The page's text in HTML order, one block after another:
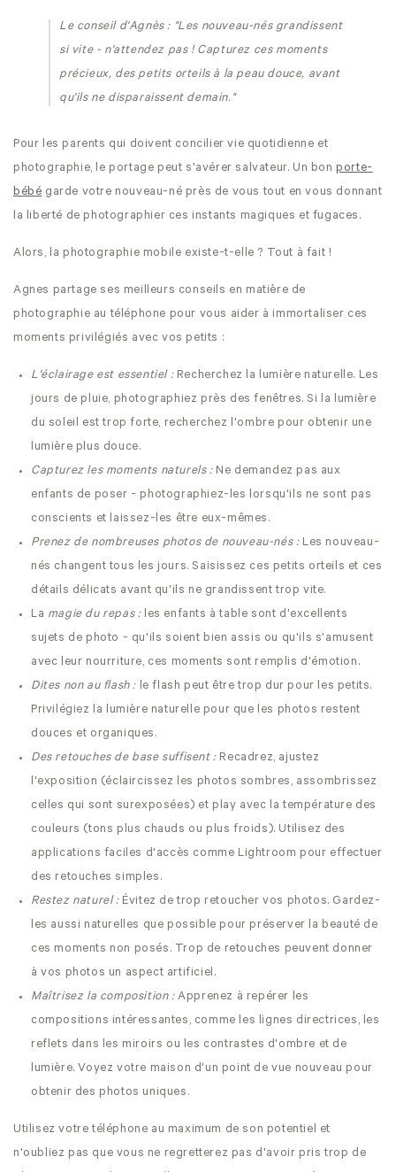
Le conseil d'Agnès : "Les nouveau-nés grandissent
si vite - n'attendez pas ! Capturez ces moments
précieux, des petits orteils à la peau douce, avant
qu'ils ne disparaissent demain."
Pour les parents qui doivent concilier vie quotidienne et
photographie, le portage peut s'avérer salvateur. Un bonporte-
bébégarde votre nouveau-né près de vous tout en vous donnant
la liberté de photographier ces instants magiques et fugaces.
Alors, la photographie mobile existe-t-elle ? Tout à fait !
Agnes partage ses meilleurs conseils en matière de
photographie au téléphone pour vous aider à immortaliser ces
moments privilégiés avec vos petits :
L'éclairage est essentiel :Recherchez la lumière naturelle. Les
jours de pluie, photographiez près des fenêtres. Si la lumière
du soleil est trop forte, recherchez l'ombre pour obtenir une
lumière plus douce.
Capturez les moments naturels :Ne demandez pas aux
enfants de poser - photographiez-les lorsqu'ils ne sont pas
conscients et laissez-les être eux-mêmes.
Prenez de nombreuses photos de nouveau-nés :Les nouveau-
nés changent tous les jours. Saisissez ces petits orteils et ces
détails délicats avant qu'ils ne grandissent trop vite.
La magie du repas : les enfants à table sont d'excellents
sujets de photo - qu'ils soient bien assis ou qu'ils s'amusent
avec leur nourriture, ces moments sont remplis d'émotion.
Dites non au flash : le flash peut être trop dur pour les petits.
Privilégiez la lumière naturelle pour que les photos restent
douces et organiques.
Des retouches de base suffisent :Recadrez, ajustez
l'exposition (éclaircissez les photos sombres, assombrissez
celles qui sont surexposées) et play avec la température des
couleurs (tons plus chauds ou plus froids). Utilisez des
applications faciles d'accès comme Lightroom pour effectuer
des retouches simples.
Restez naturel :Évitez de trop retoucher vos photos. Gardez-
les aussi naturelles que possible pour préserver la beauté de
ces moments non posés. Trop de retouches peuvent donner
à vos photos un aspect artificiel.
Maîtrisez la composition :Apprenez à repérer les
compositions intéressantes, comme les lignes directrices, les
reflets dans les miroirs ou les contrastes d'ombre et de
lumière. Voyez votre maison d'un point de vue nouveau pour
obtenir des photos uniques.
Utilisez votre téléphone au maximum de son potentiel et
n'oubliez pas que vous ne regretterez pas d'avoir pris trop de